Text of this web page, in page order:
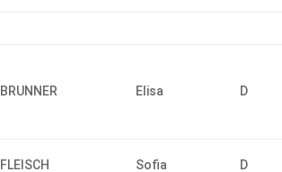
BRUNNER Elisa D
FLEISCH Sofia D